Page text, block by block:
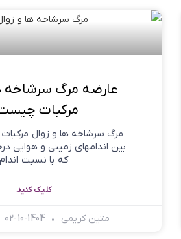
عارضه مرگ سرشاخه
مرکبات
مرگ سرشاخه ها و زوال مرکبات
بین اندامهاي زمینی و هوایی
که با نسبت اندام
کلیک کنید
متین کریمی 1404-10-02